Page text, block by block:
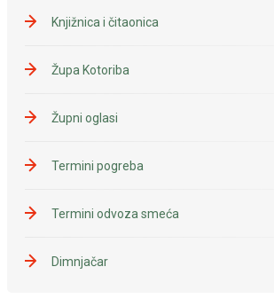
Knjižnica i čitaonica
Župa Kotoriba
Župni oglasi
Termini pogreba
Termini odvoza smeća
Dimnjačar